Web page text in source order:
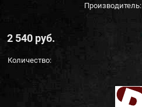
Производитель:
2 540 руб.
Количество: